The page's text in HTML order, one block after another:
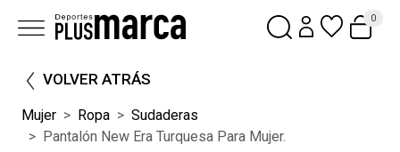
0
VOLVER ATRÁS
Mujer Ropa
Sudaderas
Pantalón New Era Turquesa Para Mujer.